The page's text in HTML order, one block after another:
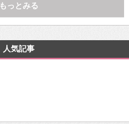
もっとみる
人気記事